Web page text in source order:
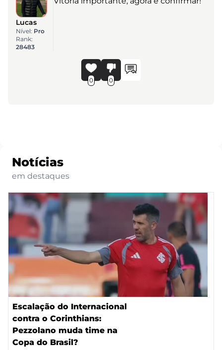
Lucas
Nível: Pro
Rank:
28483
0 0
Notícias
em destaques
Escalação do Internacional
contra o Corinthians:
Pezzolano muda time na
Copa do Brasil?